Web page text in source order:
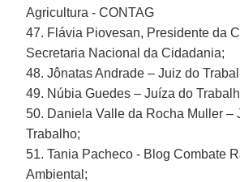
Agricultura - CONTAG
47. Flávia Piovesan, Presidente da
Secretaria Nacional da Cidadania;
48. Jônatas Andrade – Juiz do
49. Núbia Guedes – Juíza do
50. Daniela Valle da Rocha Muller –
Trabalho;
51. Tania Pacheco - Blog Combate
Ambiental;